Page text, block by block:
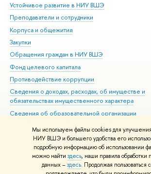
Мы используем файлы cookies для улучшения
НИУ ВШЭ и большего удобства его
подробную информацию об использовании
можно найти здесь, наши правила обработки
данных –здесь. Продолжая пользоваться
Устойчивое развитие в НИУ ВШЭ
Преподаватели и сотрудники
Корпуса и общежития
Закупки
Обращения граждан в НИУ ВШЭ
Фонд целевого капитала
Противодействие коррупции
Сведения о доходах, расходах, об имуществе и
обязательствах имущественного характера
Сведения об образовательной организации
Людям с ограниченными возможностями здоровья
Единая платежная страница
Работа в Вышке